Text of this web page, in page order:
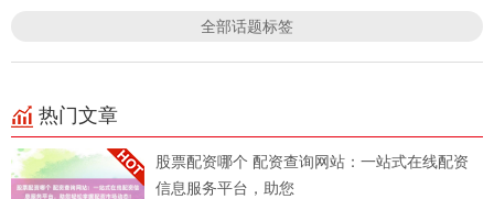
全部话题标签
热门文章
股票配资哪个 配资查询网站：一站式在线配资
信息服务平台，助您